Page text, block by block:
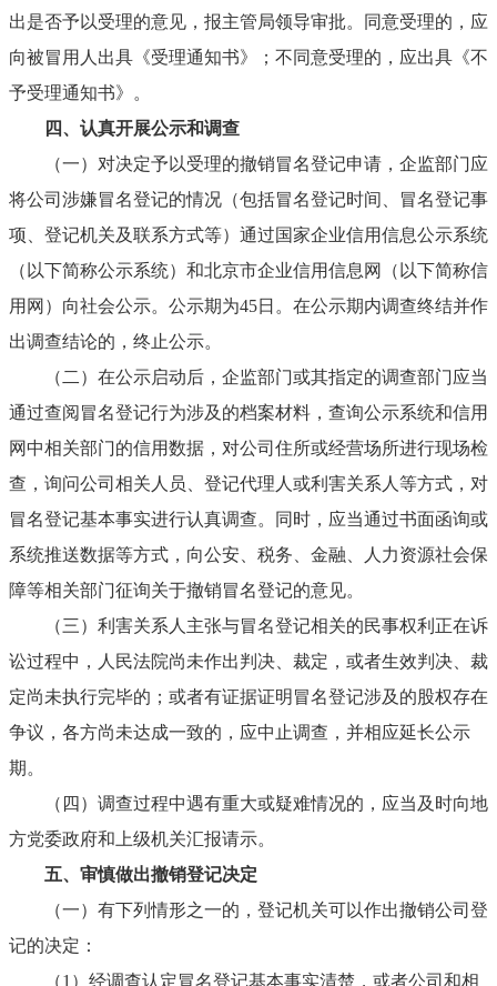
出是否予以受理的意见，报主管局领导审批。同意受理的，应
向被冒用人出具《受理通知书》；不同意受理的，应出具《不
予受理通知书》。
四、 认真开展公示和调查
（一） 对决定予以受理的撤销冒名登记申请，企监部门应
将公司涉嫌冒名登记的情况（包括冒名登记时间、冒名登记事
项、登记机关及联系方式等）通过国家企业信用信息公示系统
（以下简称公示系统）和北京市企业信用信息网（以下简称信
用网）向社会公示。公示期为45日。在公示期内调查终结并作
出调查结论的，终止公示。
（二） 在公示启动后，企监部门或其指定的调查部门应当
通过查阅冒名登记行为涉及的档案材料，查询公示系统和信用
网中相关部门的信用数据，对公司住所或经营场所进行现场检
查，询问公司相关人员、登记代理人或利害关系人等方式，对
冒名登记基本事实进行认真调查。同时，应当通过书面函询或
系统推送数据等方式，向公安、税务、金融、人力资源社会保
障等相关部门征询关于撤销冒名登记的意见。
（三） 利害关系人主张与冒名登记相关的民事权利正在诉
讼过程中，人民法院尚未作出判决、裁定，或者生效判决、裁
定尚未执行完毕的；或者有证据证明冒名登记涉及的股权存在
争议，各方尚未达成一致的，应中止调查，并相应延长公示
期。
（四） 调查过程中遇有重大或疑难情况的，应当及时向地
方党委政府和上级机关汇报请示。
五、 审慎做出撤销登记决定
（一） 有下列情形之一的，登记机关可以作出撤销公司登
记的决定：
（1） 经调查认定冒名登记基本事实清楚，或者公司和相